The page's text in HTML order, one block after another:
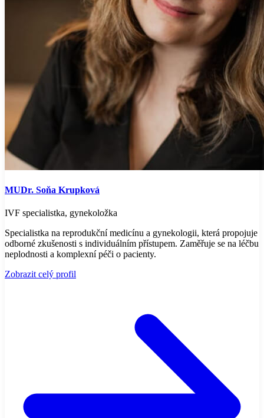
MUDr. Soňa Krupková
IVF specialistka, gynekoložka
Specialistka na reprodukční medicínu a gynekologii, která propojuje
odborné zkušenosti s individuálním přístupem. Zaměřuje se na léčbu
neplodnosti a komplexní péči o pacienty.
Zobrazit celý profil